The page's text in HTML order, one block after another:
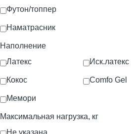
Футон/топпер
Наматрасник
Наполнение
Латекс
Кокос
Мемори
Иск.латекс
Comfo Gel
Максимальная нагрузка, кг
Не указана